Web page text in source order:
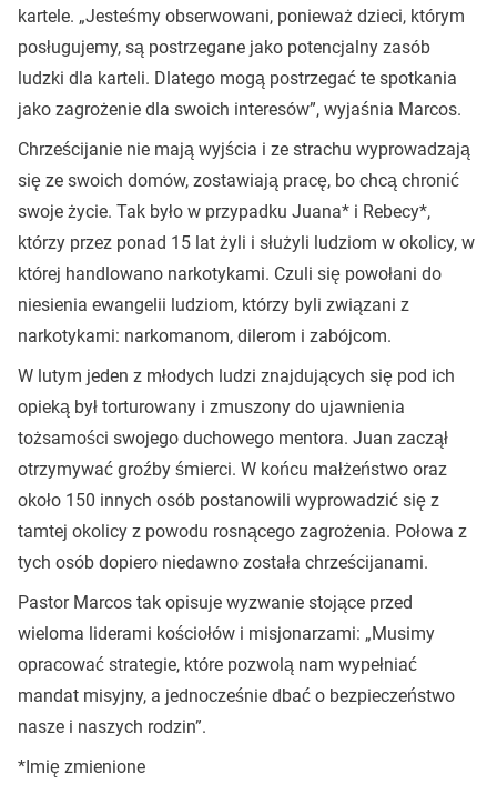
kartele. „Jesteśmy obserwowani, ponieważ dzieci, którym
posługujemy, są postrzegane jako potencjalny zasób
ludzki dla karteli. Dlatego mogą postrzegać te spotkania
jako zagrożenie dla swoich interesów”, wyjaśnia Marcos.
Chrześcijanie nie mają wyjścia i ze strachu wyprowadzają
się ze swoich domów, zostawiają pracę, bo chcą chronić
swoje życie. Tak było w przypadku Juana* i Rebecy*,
którzy przez ponad 15 lat żyli i służyli ludziom w okolicy, w
której handlowano narkotykami. Czuli się powołani do
niesienia ewangelii ludziom, którzy byli związani z
narkotykami: narkomanom, dilerom i zabójcom.
W lutym jeden z młodych ludzi znajdujących się pod ich
opieką był torturowany i zmuszony do ujawnienia
tożsamości swojego duchowego mentora. Juan zaczął
otrzymywać groźby śmierci. W końcu małżeństwo oraz
około 150 innych osób postanowili wyprowadzić się z
tamtej okolicy z powodu rosnącego zagrożenia. Połowa z
tych osób dopiero niedawno została chrześcijanami.
Pastor Marcos tak opisuje wyzwanie stojące przed
wieloma liderami kościołów i misjonarzami: „Musimy
opracować strategie, które pozwolą nam wypełniać
mandat misyjny, a jednocześnie dbać o bezpieczeństwo
nasze i naszych rodzin”.
*Imię zmienione